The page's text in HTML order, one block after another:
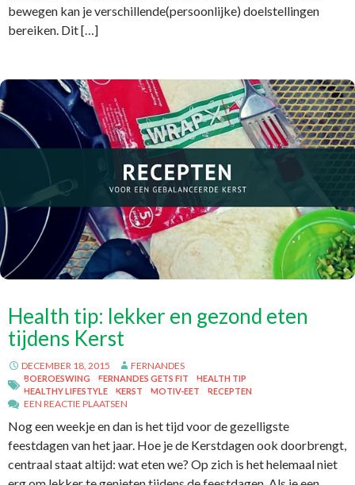
bewegen kan je verschillende(persoonlijke) doelstellingen
bereiken. Dit […]
Health tip: lekker en gezond eten
tijdens Kerst
DECEMBER 18, 2015 FERNANDES
BOEROESWING FERNANDES GETS FIT
HEALTH TIP
HEALTHY LIFESTYLE
KERST MOTIV-EET RECEPTEN
EEN REACTIE PLAATSEN
Nog een weekje en dan is het tijd voor de gezelligste
feestdagen van het jaar. Hoe je de Kerstdagen ook doorbrengt,
centraal staat altijd: wat eten we? Op zich is het helemaal niet